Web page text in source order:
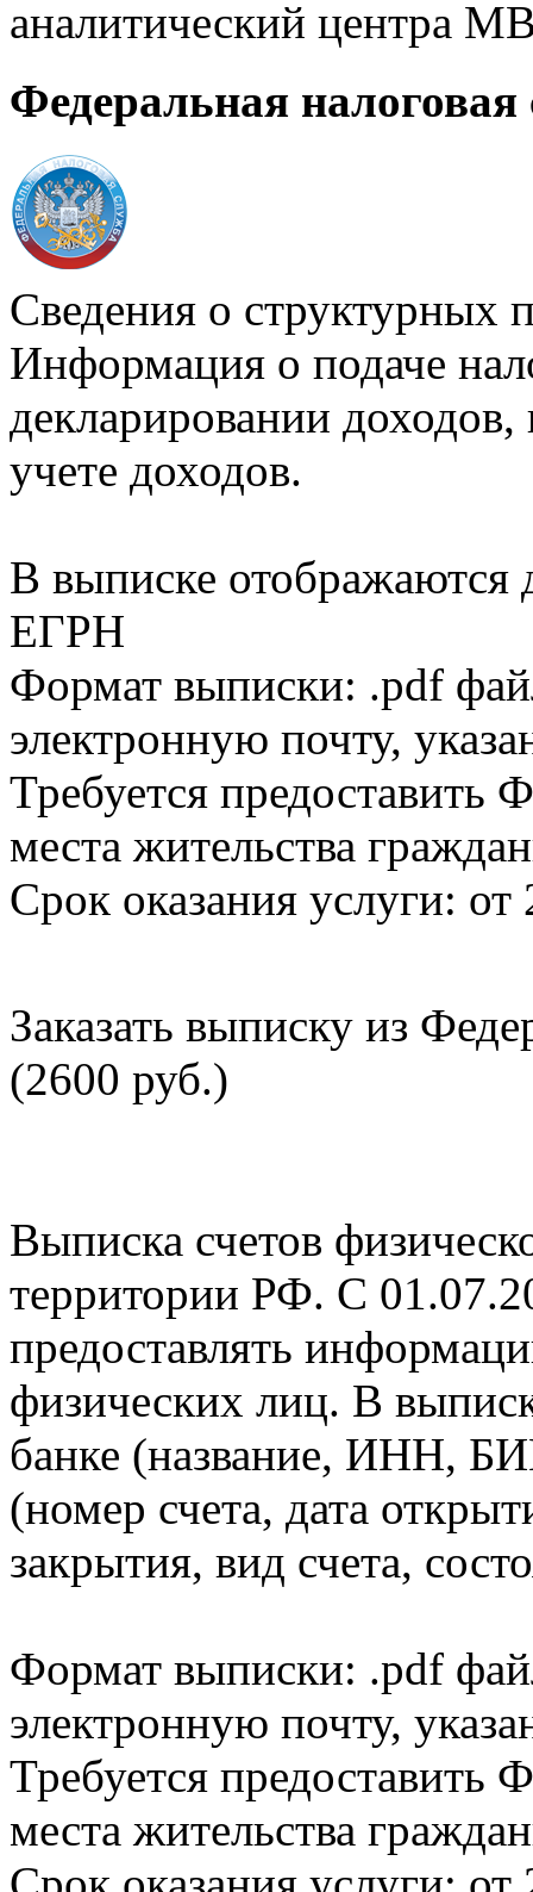
аналитический центра
Федеральная налоговая
Сведения о структурных
Информация о подаче
декларировании доходов,
учете доходов.
В выписке
ЕГРН
Формат выписки: .pdf
электронную почту,
Требуется
места жительства
Срок оказания услуги: от
Заказать выписку из
(2600 руб.)
Выписка счетов
территории РФ. С
предоставлять
физических лиц. В
банке (название, ИНН,
(номер счета, дата
закрытия, вид счета,
Формат выписки: .pdf
электронную почту,
Требуется
места жительства